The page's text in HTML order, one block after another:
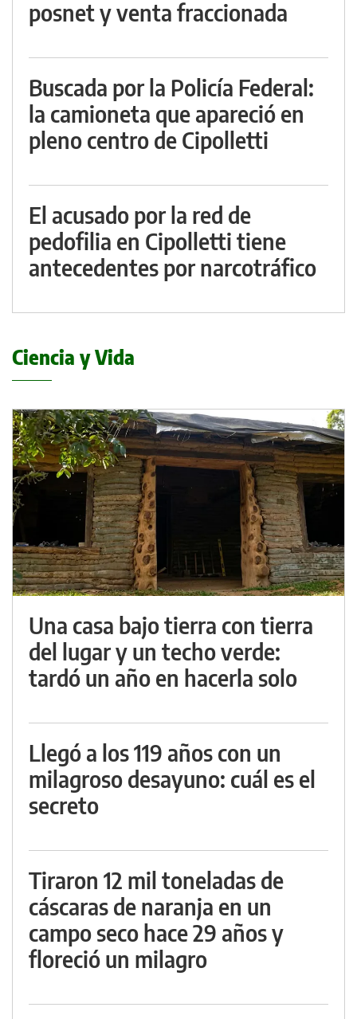
posnet y venta fraccionada
Buscada por la Policía Federal:
la camioneta que apareció en
pleno centro de Cipolletti
El acusado por la red de
pedofilia en Cipolletti tiene
antecedentes por narcotráfico
Ciencia y Vida
Una casa bajo tierra con tierra
del lugar y un techo verde:
tardó un año en hacerla solo
Llegó a los 119 años con un
milagroso desayuno: cuál es el
secreto
Tiraron 12 mil toneladas de
cáscaras de naranja en un
campo seco hace 29 años y
floreció un milagro